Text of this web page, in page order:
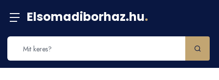
Elsomadiborhaz.hu.